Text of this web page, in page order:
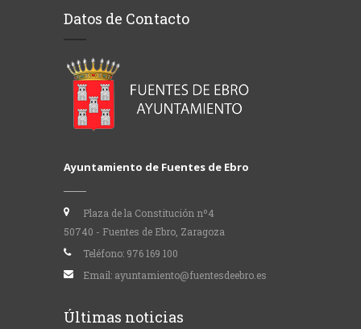
Datos de Contacto
Ayuntamiento de Fuentes de Ebro
Plaza de la Constitución nº4
50740 - Fuentes de Ebro, Zaragoza
Teléfono: 976 169 100
Email: ayuntamiento@fuentesdeebro.es
Últimas noticias